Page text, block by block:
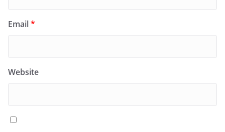
Email*
Website